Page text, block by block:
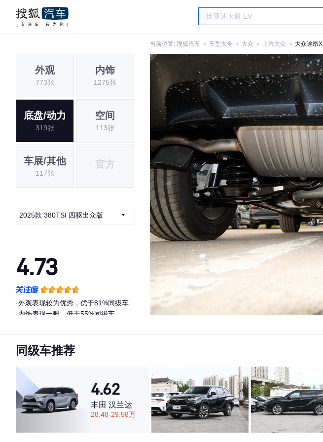
当前位置: 搜狐汽车 ＞ 车型大全 ＞ 大众 ＞ 上汽大众 ＞ 大众途昂X
外观
773张
内饰
1275张
底盘/动力
319张
空间
113张
车展/其他
117张
官方
2025款 380TSI 四驱出众版
4.73
·外观表现较为优秀，优于81%同级车
·内饰表现一般，低于55%同级车
同级车推荐
4.62
丰田 汉兰达
28.48-29.58万